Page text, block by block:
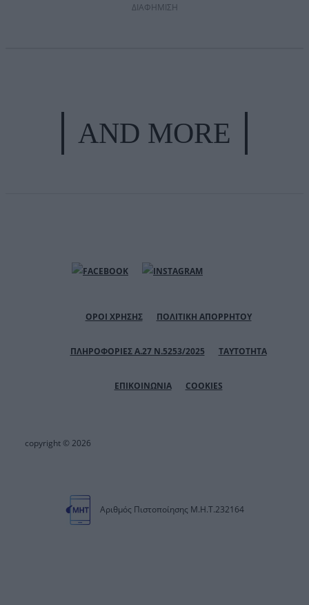
ΔΙΑΦΗΜΙΣΗ
AND MORE
ΟΡΟΙ ΧΡΗΣΗΣ ΠΟΛΙΤΙΚΗ ΑΠΟΡΡΗΤΟΥ
ΠΛΗΡΟΦΟΡΙΕΣ Α.27 Ν.5253/2025 ΤΑΥΤΟΤΗΤΑ
ΕΠΙΚΟΙΝΩΝΙΑ COOKIES
copyright © 2026
Αριθμός Πιστοποίησης Μ.Η.Τ.232164